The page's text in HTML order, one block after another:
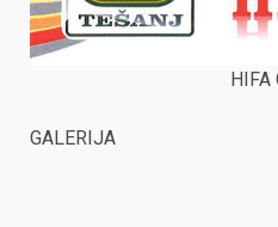
HIFA
GALERIJA